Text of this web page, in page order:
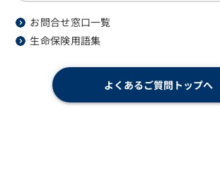
お問合せ窓口一覧
生命保険用語集
よくあるご質問トップへ